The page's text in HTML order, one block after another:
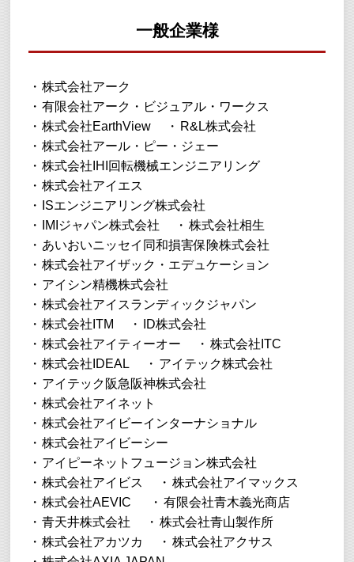
一般企業様
​​株式会社アーク
有限会社アーク・ビジュアル・ワークス
株式会社EarthView
R&L株式会社
株式会社アール・ピー・ジェー
株式会社IHI回転機械エンジニアリング
株式会社アイエス
ISエンジニアリング株式会社
IMIジャパン株式会社
株式会社相生
あいおいニッセイ同和損害保険株式会社
株式会社アイザック・エデュケーション
アイシン精機株式会社
株式会社アイスランディックジャパン
株式会社ITM
ID株式会社
株式会社アイティーオー
株式会社ITC
株式会社IDEAL
アイテック株式会社
アイテック阪急阪神株式会社
株式会社アイネット
株式会社アイビーインターナショナル
株式会社アイビーシー
アイピーネットフュージョン株式会社
株式会社アイビス
株式会社アイマックス
株式会社AEVIC
有限会社青木義光商店
青天井株式会社
株式会社青山製作所
株式会社アカツカ
株式会社アクサス